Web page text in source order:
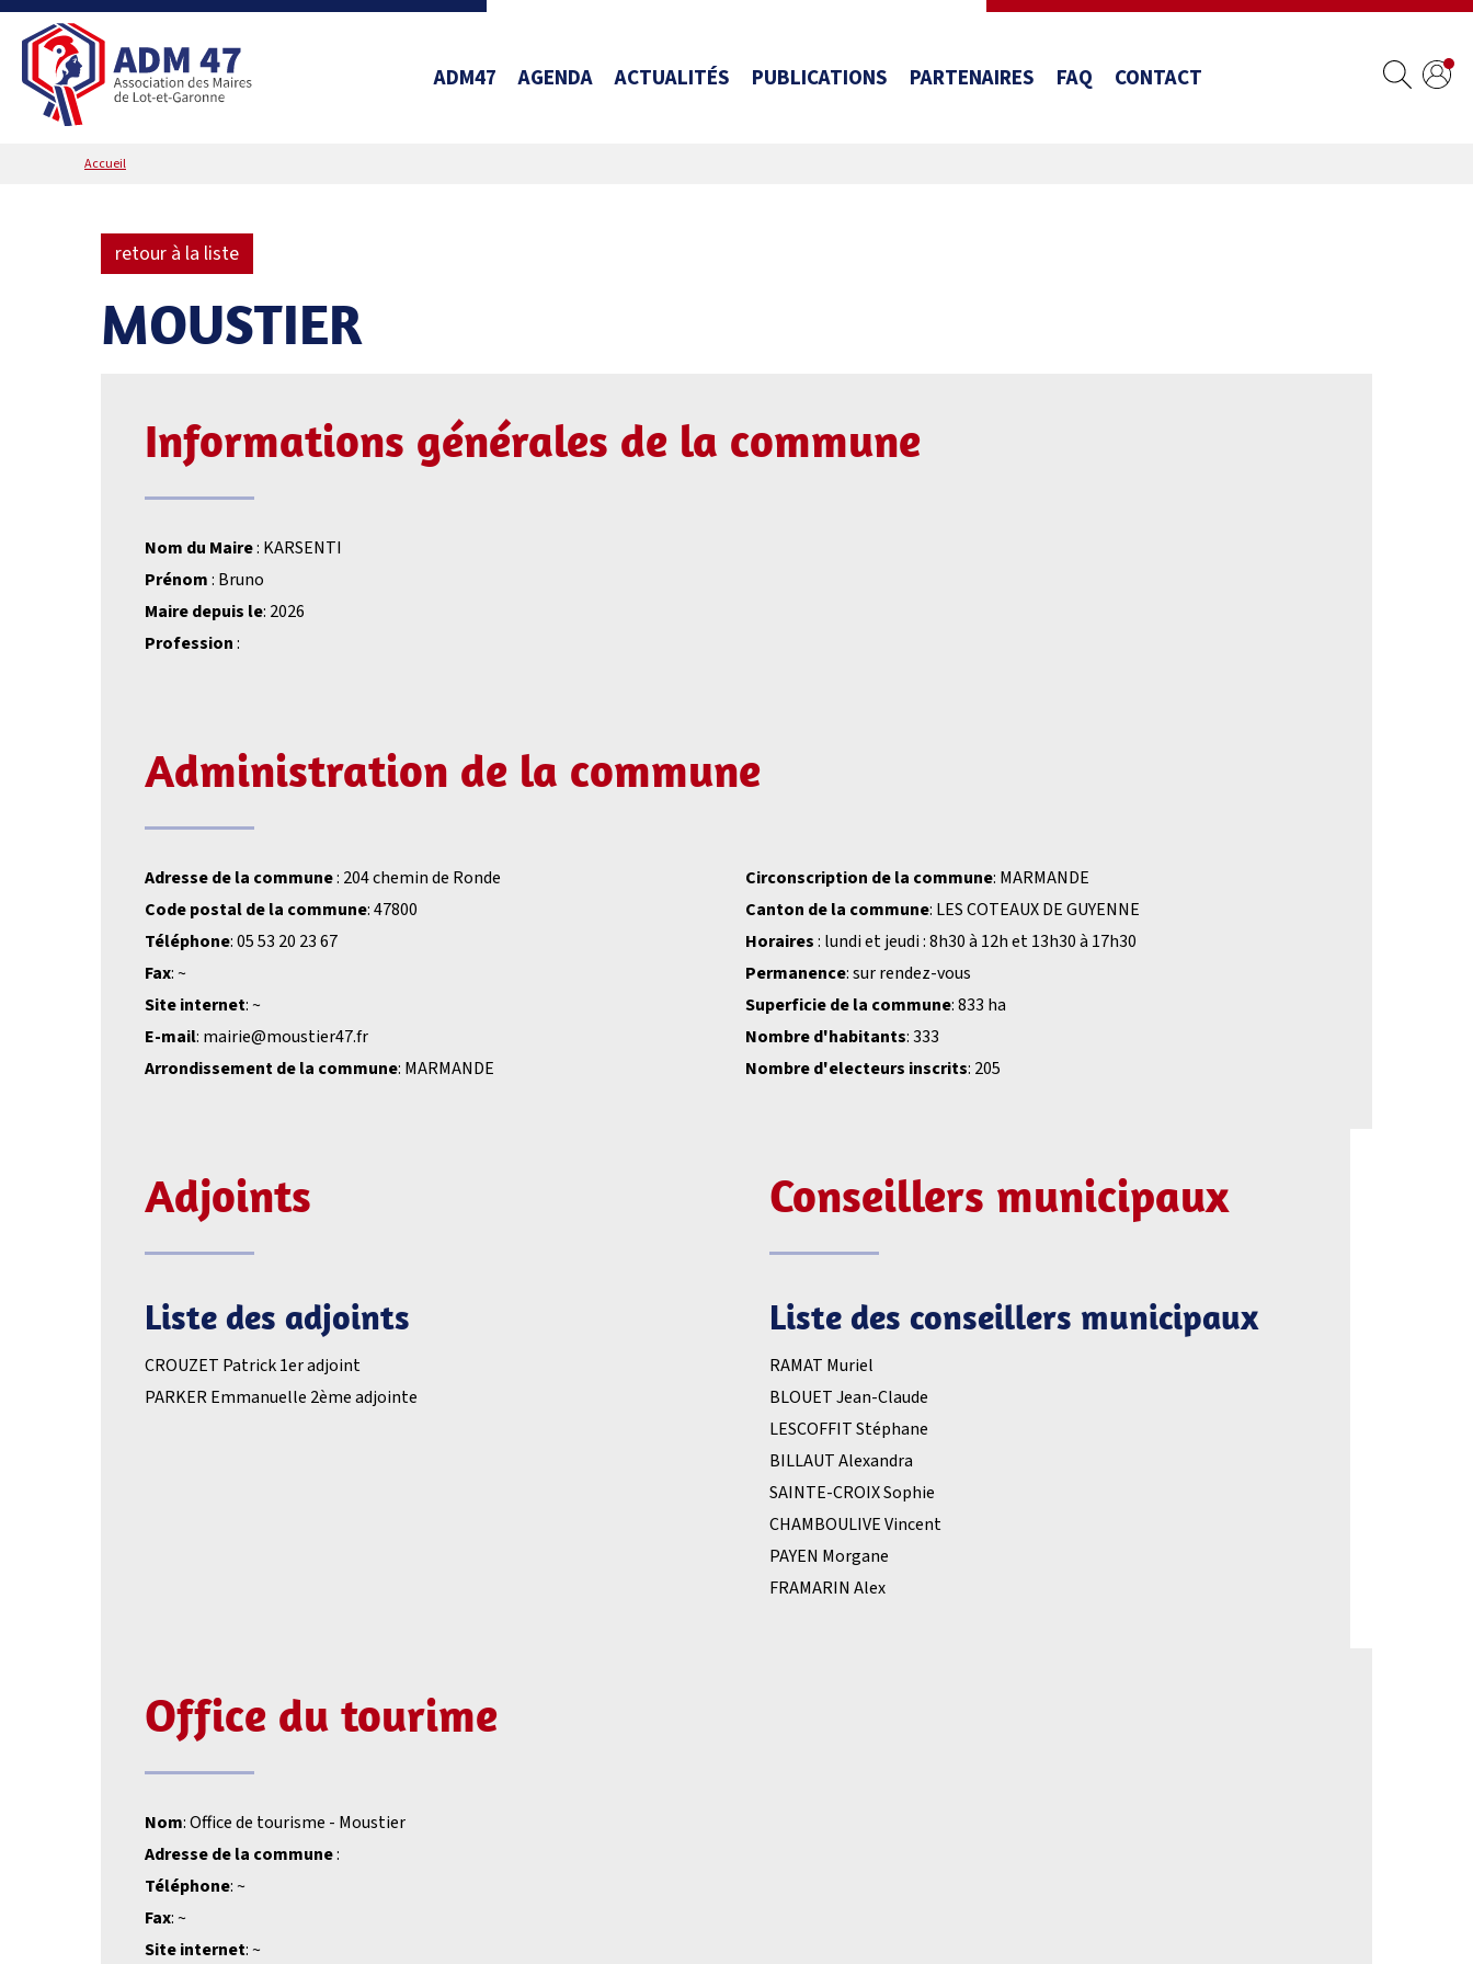
ADM47 AGENDA ACTUALITÉS PUBLICATIONS PARTENAIRES FAQ CONTACT
Accueil
retour à la liste
MOUSTIER
Informations générales de la commune
Nom du Maire: KARSENTI
Prénom: Bruno
Maire depuis le: 2026
Profession:
Administration de la commune
Adresse de la commune: 204 chemin de Ronde
Code postal de la commune: 47800
Téléphone: 05 53 20 23 67
Fax: ~
Site internet: ~
E-mail: mairie@moustier47.fr
Arrondissement de la commune: MARMANDE
Circonscription de la commune: MARMANDE
Canton de la commune: LES COTEAUX DE GUYENNE
Horaires: lundi et jeudi : 8h30 à 12h et 13h30 à 17h30
Permanence: sur rendez-vous
Superficie de la commune: 833 ha
Nombre d'habitants: 333
Nombre d'electeurs inscrits: 205
Adjoints
Liste des adjoints
CROUZET Patrick 1er adjoint
PARKER Emmanuelle 2ème adjointe
Conseillers municipaux
Liste des conseillers municipaux
RAMAT Muriel
BLOUET Jean-Claude
LESCOFFIT Stéphane
BILLAUT Alexandra
SAINTE-CROIX Sophie
CHAMBOULIVE Vincent
PAYEN Morgane
FRAMARIN Alex
Office du tourime
Nom: Office de tourisme - Moustier
Adresse de la commune:
Téléphone: ~
Fax: ~
Site internet: ~